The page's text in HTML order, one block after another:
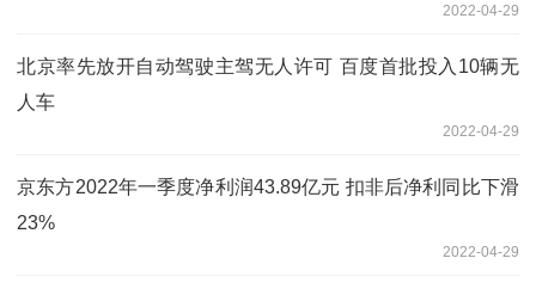
2022-04-29
北京率先放开自动驾驶主驾无人许可 百度首批投入10辆无
人车
2022-04-29
京东方2022年一季度净利润43.89亿元 扣非后净利同比下滑
23%
2022-04-29